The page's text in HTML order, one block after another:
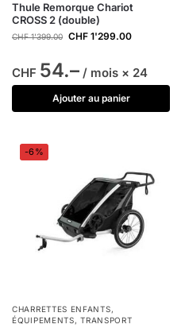
Thule Remorque Chariot
CROSS 2 (double)
CHF1'399.00 CHF 1'299.00
CHF 54.– / mois × 24
Ajouter au panier
-6%
CHARRETTES ENFANTS,
ÉQUIPEMENTS,TRANSPORT